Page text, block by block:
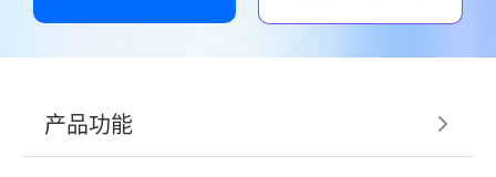
产品功能